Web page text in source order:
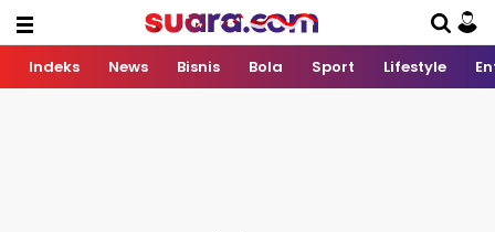
Indeks News Bisnis Bola Sport Lifestyle